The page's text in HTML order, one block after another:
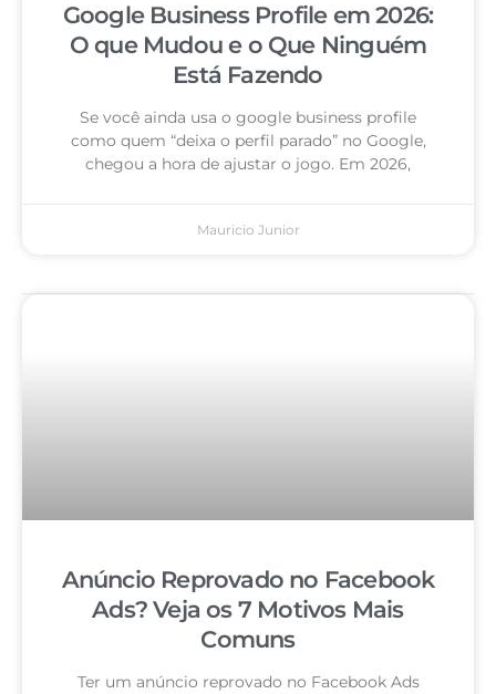
Google Business Profile em 2026:
O que Mudou e o Que Ninguém
Está Fazendo
Se você ainda usa o google business profile
como quem “deixa o perfil parado” no Google,
chegou a hora de ajustar o jogo. Em 2026,
Mauricio Junior
Anúncio Reprovado no Facebook
Ads? Veja os 7 Motivos Mais
Comuns
Ter um anúncio reprovado no Facebook Ads